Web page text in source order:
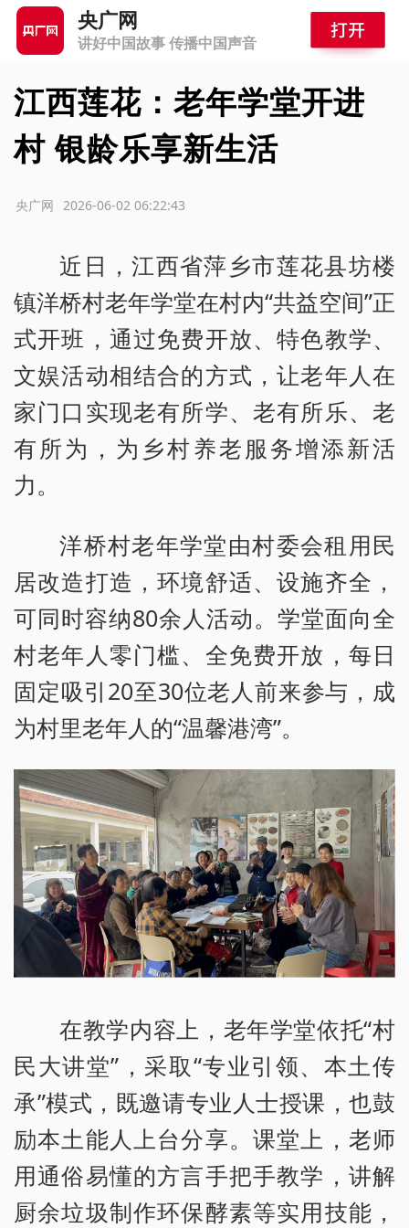
央广网
讲好中国故事 传播中国声音
江西莲花：老年学堂开进
村 银龄乐享新生活
2026-06-02 06:22:43
央广网
近日，江西省萍乡市莲花县坊楼
镇洋桥村老年学堂在村内“共益空间”正
式开班，通过免费开放、特色教学、
文娱活动相结合的方式，让老年人在
家门口实现老有所学、老有所乐、老
有所为，为乡村养老服务增添新活
力。
洋桥村老年学堂由村委会租用民
居改造打造，环境舒适、设施齐全，
可同时容纳80余人活动。学堂面向全
村老年人零门槛、全免费开放，每日
固定吸引20至30位老人前来参与，成
为村里老年人的“温馨港湾”。
在教学内容上，老年学堂依托“村
民大讲堂”，采取“专业引领、本土传
承”模式，既邀请专业人士授课，也鼓
励本土能人上台分享。课堂上，老师
用通俗易懂的方言手把手教学，讲解
厨余垃圾制作环保酵素等实用技能，